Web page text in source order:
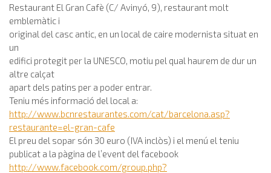
Restaurant El Gran Cafè (C/ Avinyó, 9), restaurant molt
emblemàtic i
original del casc antic, en un local de caire modernista situat en
un
edifici protegit per la UNESCO, motiu pel qual haurem de dur un
altre calçat
apart dels patins per a poder entrar.
Teniu més informació del local a:
http://www.bcnrestaurantes.com/cat/barcelona.asp?
restaurante=el-gran-cafe
El preu del sopar són 30 euro (IVA inclòs) i el menú el teniu
publicat a la pàgina de l’event del facebook
http://www.facebook.com/group.php?